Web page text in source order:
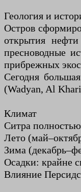
Геология и
Остров
открытия
пресноводные
прибрежных
Сегодня
(Wadyan, Al
Климат
Ситра
Лето
Зима
Осадки: крайне
Влияние